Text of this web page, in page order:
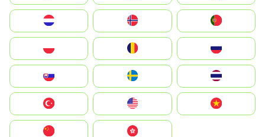
United States
中國香港特別行政區